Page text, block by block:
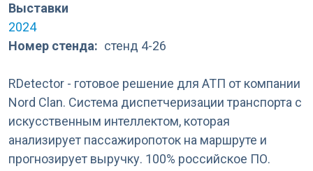
Выставки
2024
Номер стенда
стенд 4-26
RDetector - готовое решение для АТП от компании
Nord Clan. Система диспетчеризации транспорта с
искусственным интеллектом, которая
анализирует пассажиропоток на маршруте и
прогнозирует выручку. 100% российское ПО.